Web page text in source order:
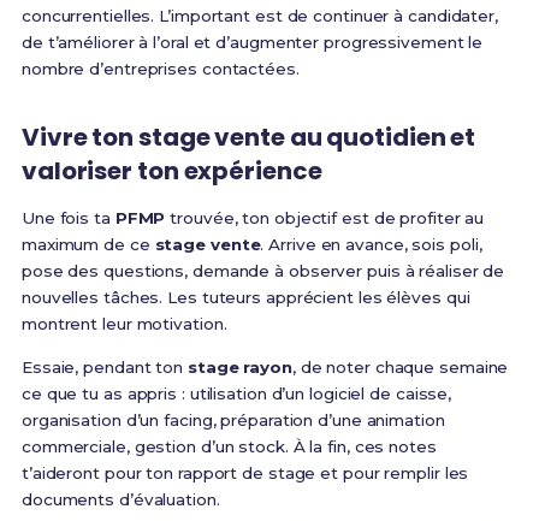
concurrentielles. L’important est de continuer à candidater,
de t’améliorer à l’oral et d’augmenter progressivement le
nombre d’entreprises contactées.
Vivre ton stage vente au quotidien et
valoriser ton expérience
Une fois ta PFMP trouvée, ton objectif est de profiter au
maximum de ce stage vente. Arrive en avance, sois poli,
pose des questions, demande à observer puis à réaliser de
nouvelles tâches. Les tuteurs apprécient les élèves qui
montrent leur motivation.
Essaie, pendant ton stage rayon, de noter chaque semaine
ce que tu as appris : utilisation d’un logiciel de caisse,
organisation d’un facing, préparation d’une animation
commerciale, gestion d’un stock. À la fin, ces notes
t’aideront pour ton rapport de stage et pour remplir les
documents d’évaluation.